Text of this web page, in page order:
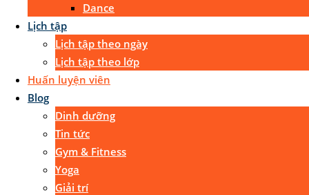
Dance
Lịch tập
Lịch tập theo ngày
Lịch tập theo lớp
Huấn luyện viên
Blog
Dinh dưỡng
Tin tức
Gym & Fitness
Yoga
Giải trí